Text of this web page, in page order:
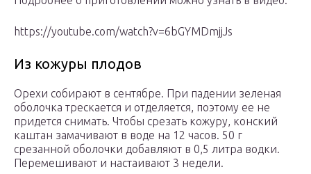
https://youtube.com/watch?v=6bGYMDmjjJs
Из кожуры плодов
Орехи собирают в сентябре. При падении зеленая
оболочка трескается и отделяется, поэтому ее не
придется снимать. Чтобы срезать кожуру, конский
каштан замачивают в воде на 12 часов. 50 г
срезанной оболочки добавляют в 0,5 литра водки.
Перемешивают и настаивают 3 недели.